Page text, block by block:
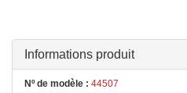
Informations produit
Nº de modèle : 44507